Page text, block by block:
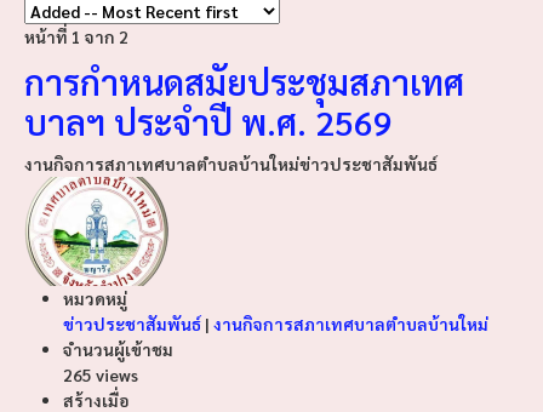
หน้าที่ 1 จาก 2
การกำหนดสมัยประชุมสภาเทศ
บาลฯ ประจำปี พ.ศ. 2569
งานกิจการสภาเทศบาลตำบลบ้านใหม่ข่าวประชาสัมพันธ์
หมวดหมู่
ข่าวประชาสัมพันธ์ | งานกิจการสภาเทศบาลตำบลบ้านใหม่
จำนวนผู้เข้าชม
265 views
สร้างเมื่อ